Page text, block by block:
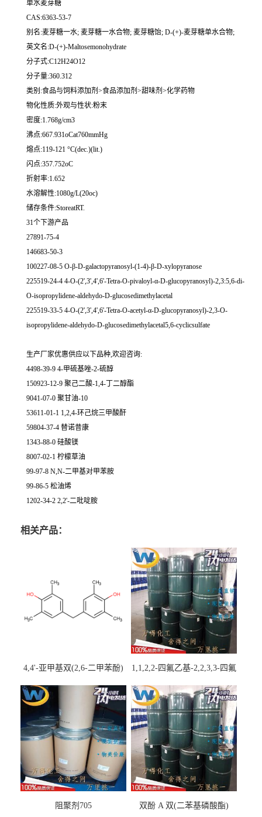
单水麦芽糖
CAS:6363-53-7
别名:麦芽糖一水; 麦芽糖一水合物; 麦芽糖饴; D-(+)-麦芽糖单水合物;
英文名:D-(+)-Maltosemonohydrate
分子式:C12H24O12
分子量:360.312
类别:食品与饲料添加剂>食品添加剂>甜味剂>化学药物
物化性质:外观与性状:粉末
密度:1.768g/cm3
沸点:667.931oCat760mmHg
熔点:119-121 °C(dec.)(lit.)
闪点:357.752oC
折射率:1.652
水溶解性:1080g/L(20oc)
储存条件:StoreatRT.
31个下游产品
27891-75-4
146683-50-3
100227-08-5 O-β-D-galactopyranosyl-(1-4)-β-D-xylopyranose
225519-24-4 4-O-(2',3',4',6'-Tetra-O-pivaloyl-α-D-glucopyranosyl)-2,3:5,6-di-
O-isopropylidene-aldehydo-D-glucosedimethylacetal
225519-33-5 4-O-(2',3',4',6'-Tetra-O-acetyl-α-D-glucopyranosyl)-2,3-O-
isopropylidene-aldehydo-D-glucosedimethylacetal5,6-cyclicsulfate
生产厂家优惠供应以下品种,欢迎咨询:
4498-39-9 4-甲硫基唑-2-硫醇
150923-12-9 聚己二酸-1,4-丁二醇酯
9041-07-0 聚甘油-10
53611-01-1 1,2,4-环己烷三甲酸酐
59804-37-4 替诺昔康
1343-88-0 硅酸镁
8007-02-1 柠檬草油
99-97-8 N,N-二甲基对甲苯胺
99-86-5 松油烯
1202-34-2 2,2'-二吡啶胺
相关产品：
4,4'-亚甲基双(2,6-二甲苯酚)
1,1,2,2-四氟乙基-2,2,3,3-四氟
阻聚剂705 双酚 A 双(二苯基磷酸酯)